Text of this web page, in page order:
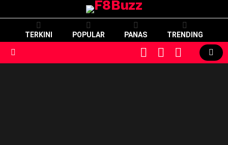
TERKINI POPULAR PANAS TRENDING
SWITCH
SKIN
CART LOGIN